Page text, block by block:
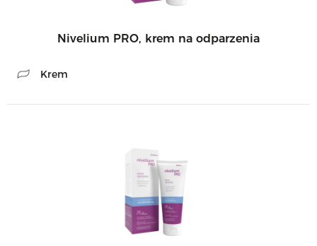
Nivelium PRO, krem na odparzenia
Krem